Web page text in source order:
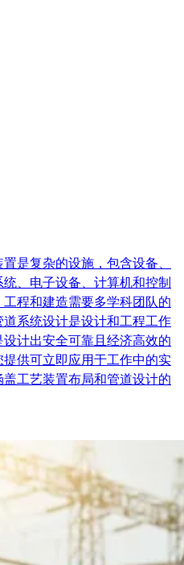
是复杂的设施，包含设备、
、电子设备、计算机和控制
程和建造需要多学科团队的
系统设计是设计和工程工作
计出安全可靠且经济高效的
供可立即应用于工作中的实
工艺装置布局和管道设计的